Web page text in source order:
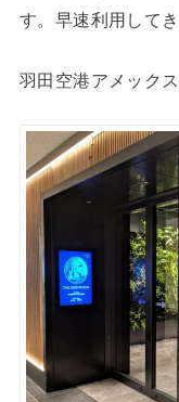
す。早速利用してき
羽田空港アメック